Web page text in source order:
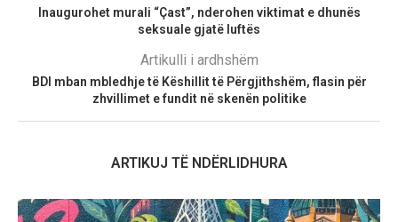
​Inaugurohet murali “Çast”, nderohen viktimat e dhunës
seksuale gjatë luftës
Artikulli i ardhshëm
BDI mban mbledhje të Këshillit të Përgjithshëm, flasin për
zhvillimet e fundit në skenën politike
ARTIKUJ TË NDËRLIDHURA